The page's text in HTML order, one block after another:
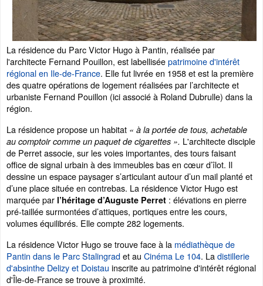
La résidence du Parc Victor Hugo à Pantin, réalisée par
l'architecte Fernand Pouillon, est labelliséepatrimoine d'intérêt
régional en Ile-de-France. Elle fut livrée en 1958 et est la première
des quatre opérations de logement réalisées par l’architecte et
urbaniste Fernand Pouillon (ici associé à Roland Dubrulle) dans la
région.
La résidence propose un habitat « à la portée de tous, achetable
au comptoir comme un paquet de cigarettes ». L'architecte disciple
de Perret associe, sur les voies importantes, des tours faisant
office de signal urbain à des immeubles bas en cœur d’îlot. Il
dessine un espace paysager s’articulant autour d’un mail planté et
d’une place située en contrebas. La résidence Victor Hugo est
marquée par l’héritage d’Auguste Perret : élévations en pierre
pré-taillée surmontées d’attiques, portiques entre les cours,
volumes équilibrés. Elle compte 282 logements.
La résidence Victor Hugo se trouve face à la médiathèque de
Pantin dans le Parc Stalingradet au Cinéma Le 104. Ladistillerie
d'absinthe Delizy et Doistau inscrite au patrimoine d'intérêt régional
d'Île-de-France se trouve à proximité.